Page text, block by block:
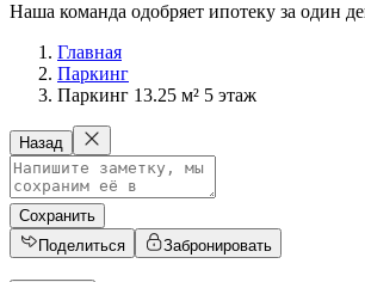
Наша команда одобряет ипотеку за один
Главная
Паркинг
Паркинг 13.25 м² 5 этаж
Назад
Сохранить
Поделиться
Забронировать